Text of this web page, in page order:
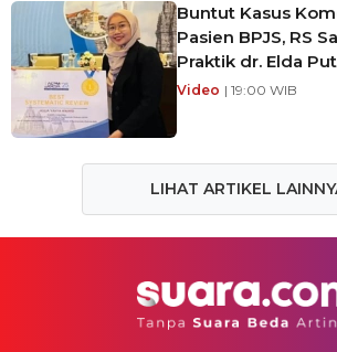
Buntut Kasus
Pasien BPJS, RS
Praktik dr. Elda
Video | 19:00 WIB
LIHAT ARTIKEL